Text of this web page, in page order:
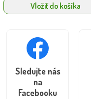
Vložiť do košíka
Sledujte nás
na
Facebooku